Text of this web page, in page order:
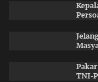
TNI-